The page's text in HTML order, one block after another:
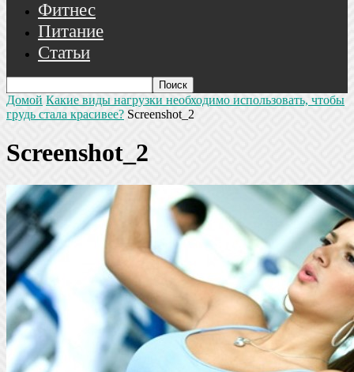
Фитнес
Питание
Статьи
Домой Какие виды нагрузки необходимо использовать, чтобы
грудь стала красивее? Screenshot_2
Screenshot_2